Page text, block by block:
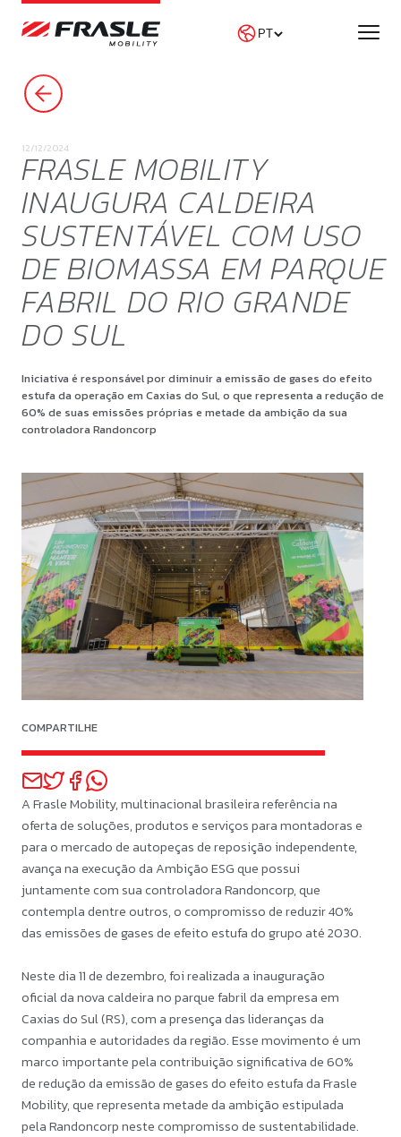
12/12/2024
FRASLE MOBILITY
INAUGURA CALDEIRA
SUSTENTÁVEL COM USO
DE BIOMASSA EM PARQUE
FABRIL DO RIO GRANDE
DO SUL
Iniciativa é responsável por diminuir a emissão de gases do efeito
estufa da operação em Caxias do Sul, o que representa a redução de
60% de suas emissões próprias e metade da ambição da sua
controladora Randoncorp
A Frasle Mobility, multinacional brasileira referência na
oferta de soluções, produtos e serviços para montadoras e
para o mercado de autopeças de reposição independente,
avança na execução da Ambição ESG que possui
juntamente com sua controladora Randoncorp, que
contempla dentre outros, o compromisso de reduzir 40%
das emissões de gases de efeito estufa do grupo até 2030.
Neste dia 11 de dezembro, foi realizada a inauguração
oficial da nova caldeira no parque fabril da empresa em
Caxias do Sul (RS), com a presença das lideranças da
companhia e autoridades da região. Esse movimento é um
marco importante pela contribuição significativa de 60%
de redução da emissão de gases do efeito estufa da Frasle
Mobility, que representa metade da ambição estipulada
pela Randoncorp neste compromisso de sustentabilidade.
COMPARTILHE